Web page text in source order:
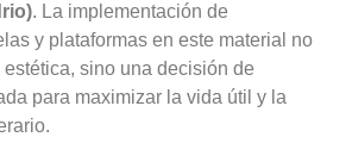
. La implementación de
y plataformas en este material no
sino una decisión de
para maximizar la vida útil y la